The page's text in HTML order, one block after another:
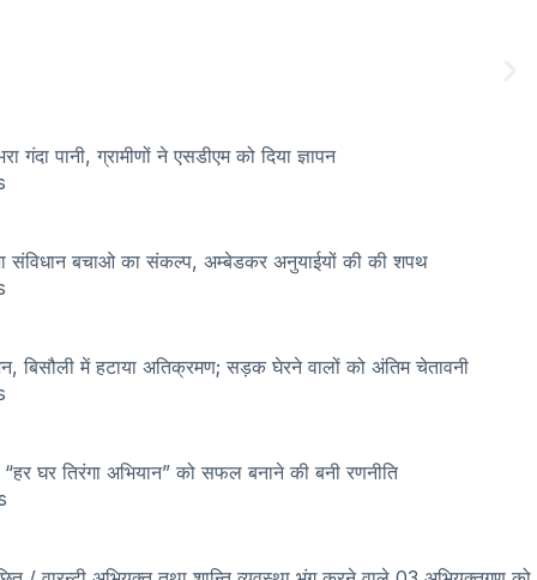
गंदा पानी, ग्रामीणों ने एसडीएम को दिया ज्ञापन
संविधान बचाओ का संकल्प, अम्बेडकर अनुयाईयों की की शपथ
बिसौली में हटाया अतिक्रमण; सड़क घेरने वालों को अंतिम चेतावनी
घर तिरंगा अभियान” को सफल बनाने की बनी रणनीति